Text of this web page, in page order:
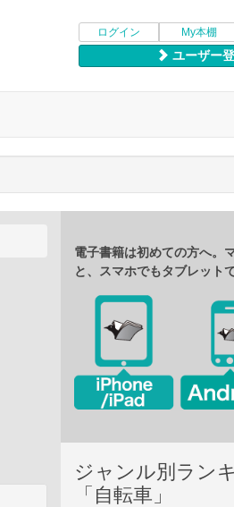
ログイン My本棚
ユーザー
電子書籍は初めての方へ。
と、スマホでもタブレット
ジャンル別ラン
「自転車」